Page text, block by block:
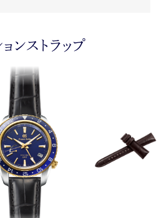
ンストラップ